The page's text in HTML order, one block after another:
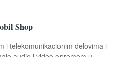
Shop
i telekomunikacionim delovima i